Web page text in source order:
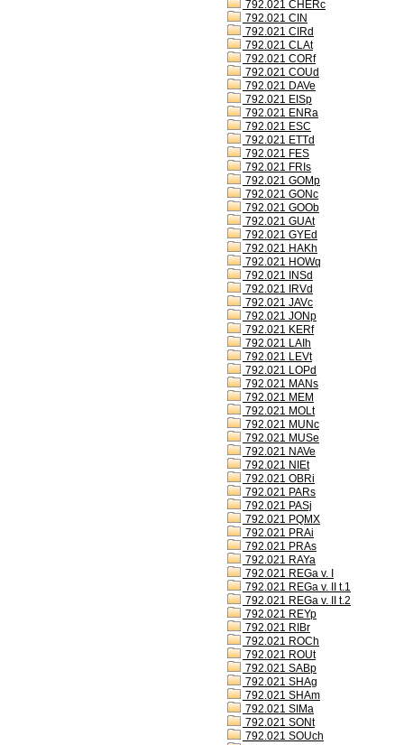
792.021 CHERc
792.021 CIN
792.021 CIRd
792.021 CLAt
792.021 CORf
792.021 COUd
792.021 DAVe
792.021 EISp
792.021 ENRa
792.021 ESC
792.021 ETTd
792.021 FES
792.021 FRIs
792.021 GOMp
792.021 GONc
792.021 GOOb
792.021 GUAt
792.021 GYEd
792.021 HAKh
792.021 HOWq
792.021 INSd
792.021 IRVd
792.021 JAVc
792.021 JONp
792.021 KERf
792.021 LAIh
792.021 LEVt
792.021 LOPd
792.021 MANs
792.021 MEM
792.021 MOLt
792.021 MUNc
792.021 MUSe
792.021 NAVe
792.021 NIEt
792.021 OBRi
792.021 PARs
792.021 PASj
792.021 PQMX
792.021 PRAi
792.021 PRAs
792.021 RAYa
792.021 REGa v. I
792.021 REGa v. II t.1
792.021 REGa v. II t.2
792.021 REYp
792.021 RIBr
792.021 ROCh
792.021 ROUt
792.021 SABp
792.021 SHAg
792.021 SHAm
792.021 SIMa
792.021 SONt
792.021 SOUch